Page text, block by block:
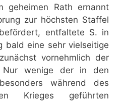
geheimen Rath ernannt
zur höchsten Staffel
entfaltete S. in
bald eine sehr vielseitige
vornehmlich der
Nur wenige der in den
während des
Krieges geführten